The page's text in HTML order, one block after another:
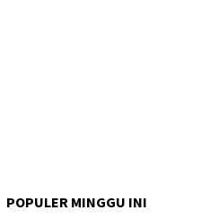
POPULER MINGGU INI